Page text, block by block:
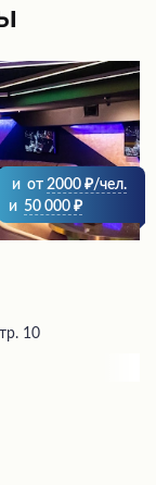
и от 2000
/чел.
и 50 000
10